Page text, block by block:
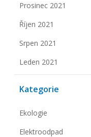
Prosinec 2021
Říjen 2021
Srpen 2021
Leden 2021
Kategorie
Ekologie
Elektroodpad